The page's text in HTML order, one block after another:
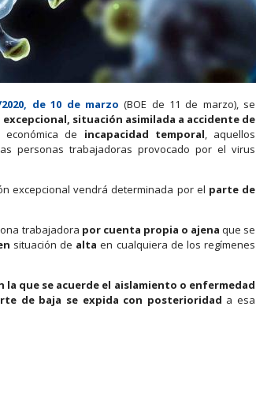
de 10 de marzo (BOE de 11 de marzo), se
situación asimilada a accidente de
de incapacidad temporal , aquellos
personas trabajadoras provocado por el virus
excepcional vendrá determinada por el parte de
trabajadora por cuenta propia o ajena que se
situación de alta en cualquiera de los regímenes
la que se acuerde el aislamiento o enfermedad
de baja se expida con posterioridad a esa